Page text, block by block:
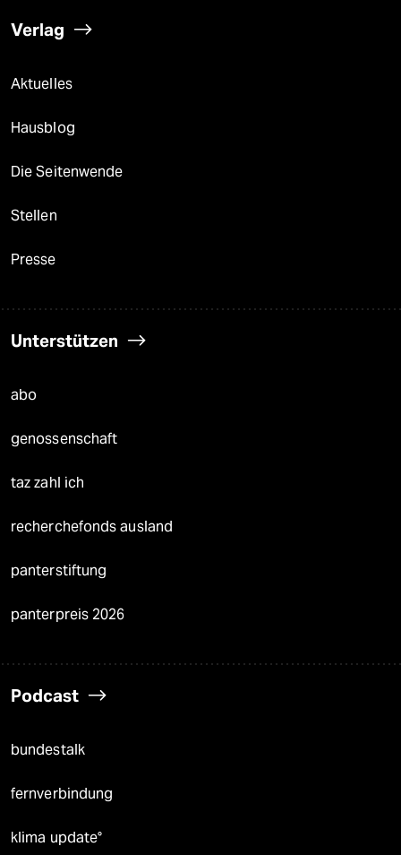
Verlag
Aktuelles
Hausblog
Die Seitenwende
Stellen
Presse
Unterstützen
abo
genossenschaft
taz zahl ich
recherchefonds ausland
panterstiftung
panterpreis 2026
Podcast
bundestalk
fernverbindung
klima update°